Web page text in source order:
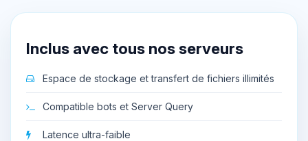
Inclus avec tous nos serveurs
Espace de stockage et transfert de fichiers illimités
Compatible bots et Server Query
Latence ultra-faible